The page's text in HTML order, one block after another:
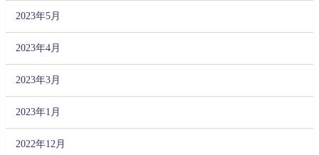
2023年5月
2023年4月
2023年3月
2023年1月
2022年12月